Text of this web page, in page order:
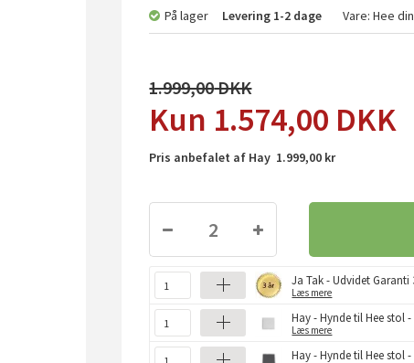
På lager Levering 1-2 dage Vare:Hee
1.999,00
1.574,00 DKK
Pris anbefalet af Hay 1.999,00 kr
Ja Tak - Udvidet Garanti
Læs mere
Hay - Hynde til Hee stol
Læs mere
Hay - Hynde til Hee stol